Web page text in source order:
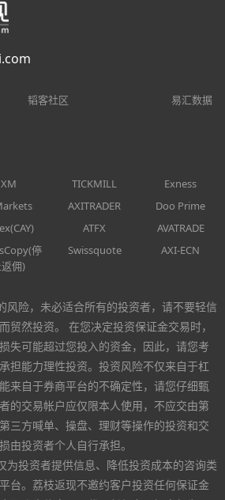
韬客社区 易汇数据
XM TICKMILL
Exness
AXITRADER
Doo Prime
ATFX
AVATRADE
停
返佣)
Swissquote AXI-ECN
风险，未必适合所有的投资者，请不要轻信
贸然投资。 在您决定投资保证金交易时，
失可能超过您投入的资金，因此，请您考
担能力理性投资。投资风险不仅来自于杠
来自于券商平台的不确定性，请您仔细甄
的交易帐户应仅限本人使用，不应交由第
三方喊单、操盘、理财等操作的投资和交
由投资者个人自行承担。
为投资者提供信息、降低投资成本的咨询类
台。荔枝返现不邀约客户投资任何保证金